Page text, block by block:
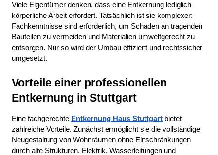
Viele Eigentümer denken, dass eine Entkernung lediglich
körperliche Arbeit erfordert. Tatsächlich ist sie komplexer:
Fachkenntnisse sind erforderlich, um Schäden an tragenden
Bauteilen zu vermeiden und Materialien umweltgerecht zu
entsorgen. Nur so wird der Umbau effizient und rechtssicher
umgesetzt.
Vorteile einer professionellen
Entkernung in Stuttgart
Eine fachgerechte Entkernung Haus Stuttgart bietet
zahlreiche Vorteile. Zunächst ermöglicht sie die vollständige
Neugestaltung von Wohnräumen ohne Einschränkungen
durch alte Strukturen. Elektrik, Wasserleitungen und